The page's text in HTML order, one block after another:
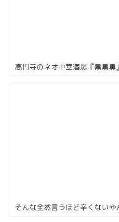
高円寺のネオ中華酒場『黒黒黒